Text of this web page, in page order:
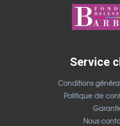
Service
Conditions
Politique de
Nous